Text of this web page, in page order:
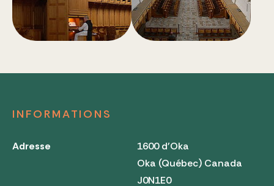
INFORMATIONS
Adresse
1600 d'Oka
Oka (Québec) Canada
J0N1E0